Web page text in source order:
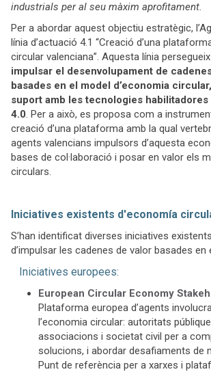
industrials per al seu màxim aprofitament.
Per a abordar aquest objectiu estratègic,
línia d’actuació 4.1 “Creació d’una
circular valenciana”. Aquesta línia
impulsar el desenvolupament de
basades en el model d’economia
suport amb les tecnologies
4.0. Per a això, es proposa com a
creació d’una plataforma amb la qual
agents valencians impulsors d’aquesta
bases de col·laboració i posar en valor els
circulars.
Iniciatives existents d'economía
S’han identificat diverses iniciatives
d’impulsar les cadenes de valor basades
Iniciatives europees:
European Circular Economy
Plataforma europea d’agents
l’economia circular: autoritats
associacions i societat civil per a
solucions, i abordar desafiaments de
Punt de referència per a xarxes i